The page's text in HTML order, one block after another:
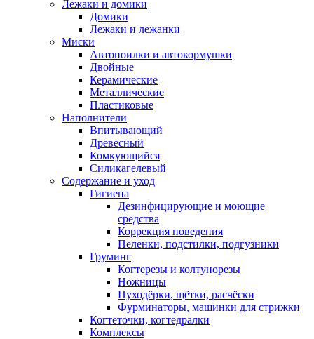
Лежаки и домики
Домики
Лежаки и лежанки
Миски
Автопоилки и автокормушки
Двойные
Керамические
Металлические
Пластиковые
Наполнители
Впитывающий
Древесный
Комкующийся
Силикагелевый
Содержание и уход
Гигиена
Дезинфицирующие и моющие
средства
Коррекция поведения
Пеленки, подстилки, подгузники
Груминг
Когтерезы и колтунорезы
Ножницы
Пуходёрки, щётки, расчёски
Фурминаторы, машинки для стрижки
Когтеточки, когтедралки
Комплексы